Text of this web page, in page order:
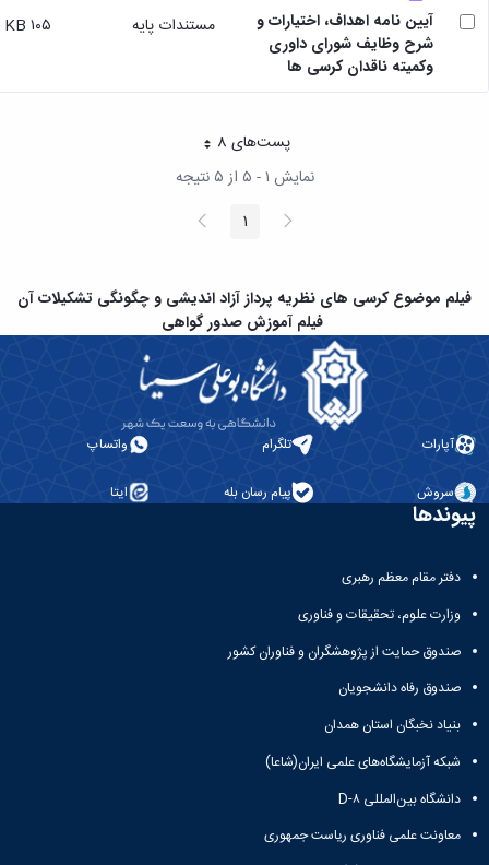
کارکنان
مصالح
آزمایشگاه
مواد
آزمایشگاه
های
های
سال
نشریات
فصلنامه
و
فناوری
مطالعات
فرهنگی
پلیس
فهرست
نشریات
علمی
معتبر
کارگروه
اخلاق
در
پژوهش
کرسی
های
اعضای
هیات
علمی
آیین نامه اهداف، اختیارات و
شرح وظایف شورای داوری
وکمیته ناقدان کرسی ها
مستندات پایه ۱۰۵ KB
پست‌‌های 8هر صفحه
نمایش ۱ - ۵ از ۵ نتیجه
پیغام
قبلی صفحه1 صفحه
بعد
فیلم موضوع کرسی های نظریه پرداز آزاد اندیشی و چگونگی تشکیلات آن
فیلم آموزش صدور گواهی
آپارات تلگرام واتساپ
سروش پیام رسان بله ایتا
پیوندها
دفتر مقام معظم رهبری
وزارت علوم، تحقیقات و فناوری
صندوق حمایت از پژوهشگران و فناوران کشور
صندوق رفاه دانشجویان
بنیاد نخبگان استان همدان
شبکه آزمایشگاه‌های علمی ایران(شاعا)
دانشگاه بین‌المللی D-۸
معاونت علمی فناوری ریاست جمهوری